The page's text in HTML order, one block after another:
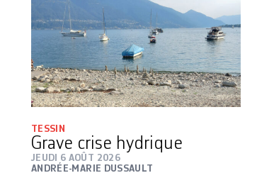
TESSIN
Grave crise hydrique
JEUDI 6 AOÛT 2026
ANDRÉE-MARIE DUSSAULT